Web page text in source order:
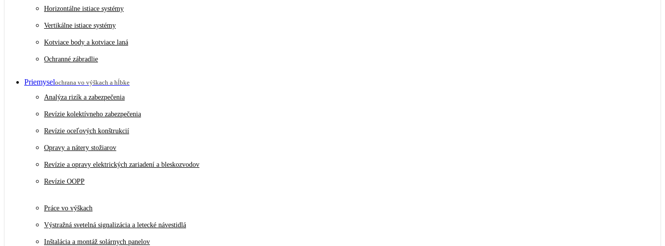
Horizontálne istiace systémy
Vertikálne istiace systémy
Kotviace body a kotviace laná
Ochranné zábradlie
Priemyselochrana vo výškach a hĺbke
Analýza rizík a zabezpečenia
Revízie kolektívneho zabezpečenia
Revízie oceľových konštrukcií
Opravy a nátery stožiarov
Revízie a opravy elektrických zariadení a bleskozvodov
Revízie OOPP
Práce vo výškach
Výstražná svetelná signalizácia a letecké návestidlá
Inštalácia a montáž solárnych panelov